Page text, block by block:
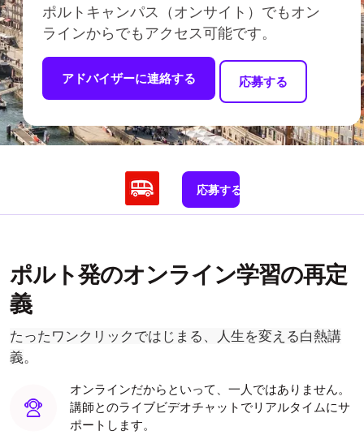
ポルトキャンパス（オンサイト）でもオン
ラインからでもアクセス可能です。
アドバイザーに連絡する 応募する
応募する
ポルト発のオンライン学習の再定
義
たったワンクリックではじまる、人生を変える白熱講
義。
オンラインだからといって、一人ではありません。
講師とのライブビデオチャットでリアルタイムにサ
ポートします。